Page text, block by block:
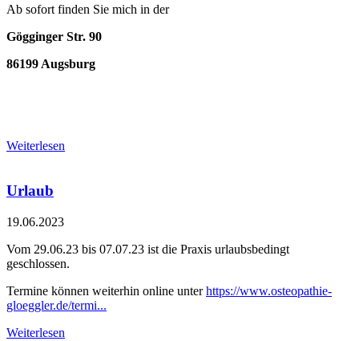
Ab sofort finden Sie mich in der
Gögginger Str. 90
86199 Augsburg
Weiterlesen
Urlaub
19.06.2023
Vom 29.06.23 bis 07.07.23 ist die Praxis urlaubsbedingt
geschlossen.
Termine können weiterhin online unterhttps://www.osteopathie-
gloeggler.de/termi...
Weiterlesen